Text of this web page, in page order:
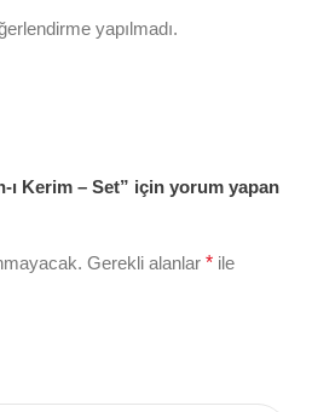
yapılmadı.
ı Kerim – Set” için yorum yapan
Gerekli alanlar * ile